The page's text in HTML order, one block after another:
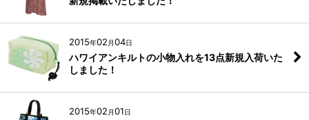
2015年02 月04日
ハワイアンキルトの小物入れを13点新規入荷いた
しました！
2015年02 月01日